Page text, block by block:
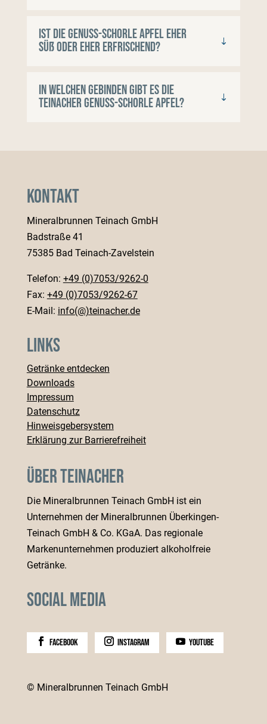
Ist die Genuss-Schorle Apfel eher
süß oder eher erfrischend?
In welchen Gebinden gibt es die
Teinacher Genuss-Schorle Apfel?
Kontakt
Mineralbrunnen Teinach GmbH
Badstraße 41
75385 Bad Teinach-Zavelstein
Telefon: +49 (0)7053/9262-0
Fax: +49 (0)7053/9262-67
E-Mail: info(@)teinacher.de
Links
Getränke entdecken
Downloads
Impressum
Datenschutz
Hinweisgebersystem
Erklärung zur Barrierefreiheit
Über Teinacher
Die Mineralbrunnen Teinach GmbH ist ein
Unternehmen der Mineralbrunnen Überkingen-
Teinach GmbH & Co. KGaA. Das regionale
Markenunternehmen produziert alkoholfreie
Getränke.
Social Media
facebook instagram youtube
© Mineralbrunnen Teinach GmbH